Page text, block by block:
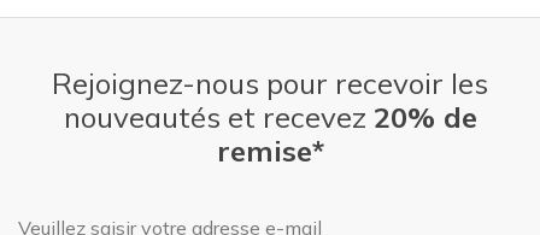
Rejoignez-nous pour recevoir les
nouveautés et recevez 20% de
remise*
Adresse e-mail